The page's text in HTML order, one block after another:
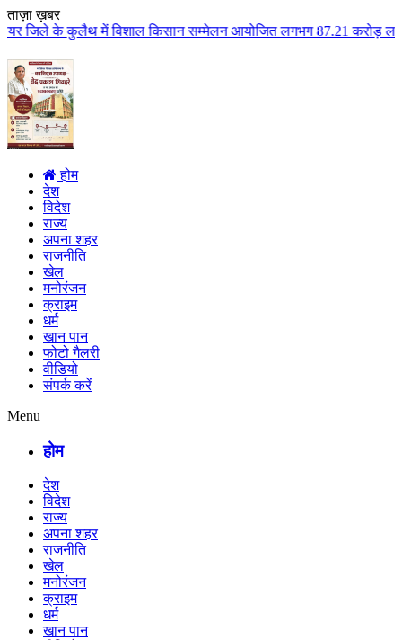
ताज़ा ख़बर
सम्मेलन आयोजित लगभग 87.21 करोड़ लागत के 41 विकास
होम
देश
विदेश
राज्य
अपना शहर
राजनीति
खेल
मनोरंजन
क्राइम
धर्म
खान पान
फोटो गैलरी
वीडियो
संपर्क करें
Menu
होम
देश
विदेश
राज्य
अपना शहर
राजनीति
खेल
मनोरंजन
क्राइम
धर्म
खान पान